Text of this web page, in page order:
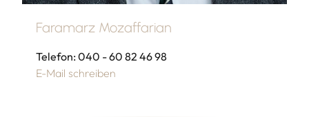
Faramarz Mozaffarian
Telefon: 040 - 60 82 46 98
E-Mail schreiben